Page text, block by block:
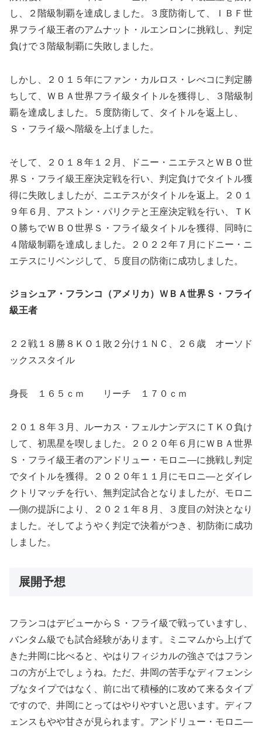
し、２階級制覇を達成しました。３度防衛して、ＩＢＦ世
界フライ級王者のアムナット・ルエンロンに挑戦し、判定
負けで３階級制覇に失敗しました。
しかし、２０１５年にファン・カルロス・レべコに判定勝
ちして、ＷＢＡ世界フライ級タイトルを獲得し、３階級制
覇を達成しました。５度防衛して、タイトルを返上し、
Ｓ・フライ級へ階級を上げました。
そして、２０１８年１２月、ドニー・ニエテスとＷＢＯ世
界Ｓ・フライ級王座決定戦を行い、判定負けでタイトル獲
得に失敗しましたが、ニエテスがタイトルを返上。２０１
９年６月、アストン・パリクテと王座決定戦を行い、ＴＫ
Ｏ勝ちでＷＢＯ世界Ｓ・フライ級タイトルを獲得、同時に
４階級制覇を達成しました。２０２２年７月にドニー・ニ
エテスにリベンジして、５度目の防衛に成功しました。
ジョシュア・フランコ（アメリカ）ＷＢＡ世界Ｓ・フライ
級王者
２２戦１８勝８ＫＯ１敗２分け１ＮＣ、２６歳 オーソド
ックススタイル
身長 １６５ｃｍ リーチ １７０ｃｍ
２０１８年３月、ルーカス・フェルナンデスにＴＫＯ負け
して、初黒星を喫しました。２０２０年６月にＷＢＡ世界
Ｓ・フライ級王者のアンドリュー・モロニ―に挑戦し判定
でタイトルを獲得。２０２０年１１月にモロニ―とダイレ
クトリマッチを行い、無判定試合となりましたが、モロニ
―側の提訴により、２０２１年８月、３度目の対決となり
ました。そしてようやく判定で決着がつき、初防衛に成功
しました。
展開予想
フランコはデビューからＳ・フライ級で戦っていますし、
バンタム級でも試合経験があります。ミニマムから上げて
きた井岡に比べると、やはりフィジカルの強さではフラン
コの方が上でしょうね。ただ、井岡の苦手なディフェンシ
ブなタイプではなく、前に出て積極的に攻めて来るタイプ
ですので、井岡にとってはやりやすいと思います。ディフ
ェンスもやや甘さが見られます。アンドリュー・モロニ―